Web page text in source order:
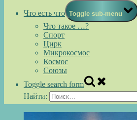
Что есть что Toggle sub-menu
Что такое …?
Спорт
Цирк
Микрокосмос
Космос
Союзы
Toggle search form
Найти: